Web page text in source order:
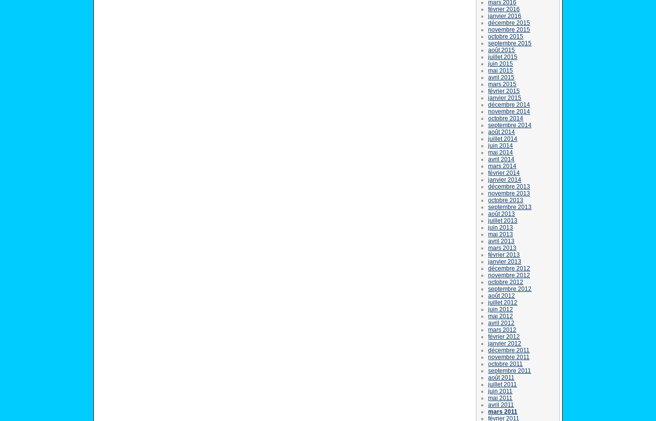
mars 2016
février 2016
janvier 2016
décembre 2015
novembre 2015
octobre 2015
septembre 2015
août 2015
juillet 2015
juin 2015
mai 2015
avril 2015
mars 2015
février 2015
janvier 2015
décembre 2014
novembre 2014
octobre 2014
septembre 2014
août 2014
juillet 2014
juin 2014
mai 2014
avril 2014
mars 2014
février 2014
janvier 2014
décembre 2013
novembre 2013
octobre 2013
septembre 2013
août 2013
juillet 2013
juin 2013
mai 2013
avril 2013
mars 2013
février 2013
janvier 2013
décembre 2012
novembre 2012
octobre 2012
septembre 2012
août 2012
juillet 2012
juin 2012
mai 2012
avril 2012
mars 2012
février 2012
janvier 2012
décembre 2011
novembre 2011
octobre 2011
septembre 2011
août 2011
juillet 2011
juin 2011
mai 2011
avril 2011
mars 2011
février 2011